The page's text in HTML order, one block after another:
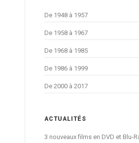
De 1948 à 1957
De 1958 à 1967
De 1968 à 1985
De 1986 à 1999
De 2000 à 2017
ACTUALITÉS
3 nouveaux films en DVD et Blu-